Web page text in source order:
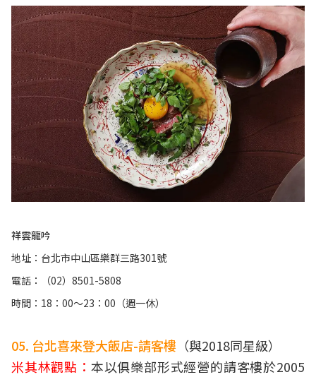
祥雲龍吟
地址：台北市中山區樂群三路301號
電話：（02）8501-5808
時間：18：00～23：00（週一休）
05. 台北喜來登大飯店-請客樓 （與2018同星級）
米其林觀點： 本以俱樂部形式經營的請客樓於2005